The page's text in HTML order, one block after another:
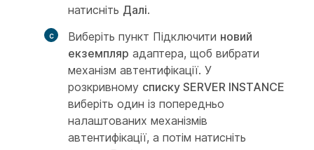
натисніть Далі.
Виберіть пункт Підключити новий
екземпляр адаптера, щоб вибрати
механізм автентифікації. У
розкривному списку SERVER INSTANCE
виберіть один із попередньо
налаштованих механізмів
автентифікації, а потім натисніть